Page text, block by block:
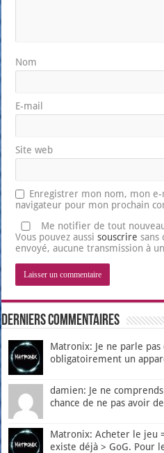
Nom
E-mail
Site web
Enregistrer mon nom, mon
navigateur pour mon prochain
Me notifier de tout
Vous pouvez aussisouscrire sans
envoyé, aucune transmission à
Derniers Commentaires
Matronix: Je ne parle
obligatoirement un
damien: Je ne
chance de ne pas avoir
Matronix: Acheter le jeu
existe déjà > GoG. Pour